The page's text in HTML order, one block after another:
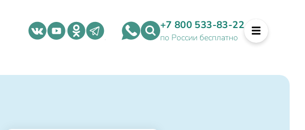
+7 800 533-83-22
по России бесплатно